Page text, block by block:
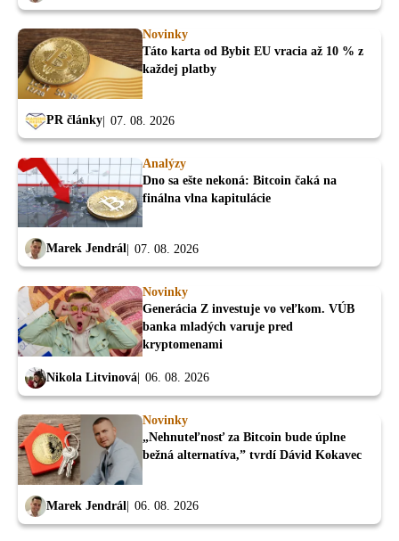
Novinky
Táto karta od Bybit EU vracia až 10 % z
každej platby
PR články 07. 08. 2026
Analýzy
Dno sa ešte nekoná: Bitcoin čaká na
finálna vlna kapitulácie
Marek Jendrál 07. 08. 2026
Novinky
Generácia Z investuje vo veľkom. VÚB
banka mladých varuje pred
kryptomenami
Nikola Litvinová 06. 08. 2026
Novinky
„Nehnuteľnosť za Bitcoin bude úplne
bežná alternatíva,” tvrdí Dávid Kokavec
Marek Jendrál 06. 08. 2026